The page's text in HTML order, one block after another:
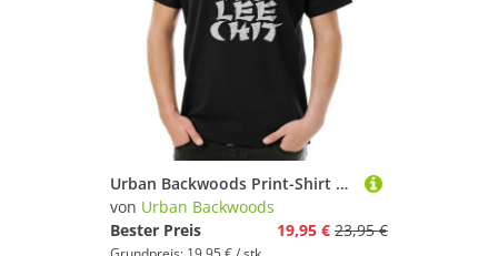
Urban Backwoods Print-Shirt Ho Lee Chit Herren T-Shirt Eastern Kung Fu Bruce Jet Arts Karate (1-tlg) Shaolin Matrial Kampfkunst China
von Urban Backwoods
Bester Preis
19,95 € 23,95 €